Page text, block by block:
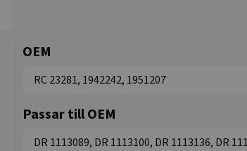
OEM
RC 23281, 1942242, 1951207
Passar till OEM
DR 1113089, DR 1113100, DR 1113136, DR